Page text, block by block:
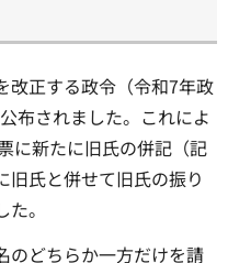
改正する政令（令和7年政
布されました。これによ
に新たに旧氏の併記（記
旧氏と併せて旧氏の振り
。
のどちらか一方だけを請